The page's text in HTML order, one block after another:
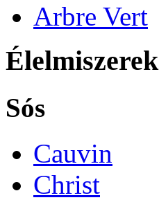
Arbre Vert
Élelmiszerek
Sós
Cauvin
Christ